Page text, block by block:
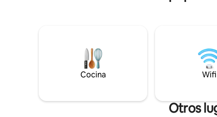
Australia. Tranquilo de día, impresionante
de noche. Ven y relájate, ¡no querrás irte!
relajado
sereno.
Cocina Wifi
Otros